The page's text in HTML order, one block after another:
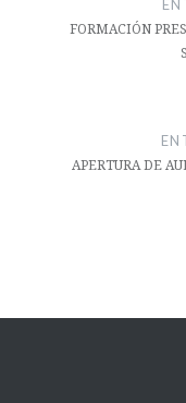
entradas
FORMACIÓN
APERTURA DE